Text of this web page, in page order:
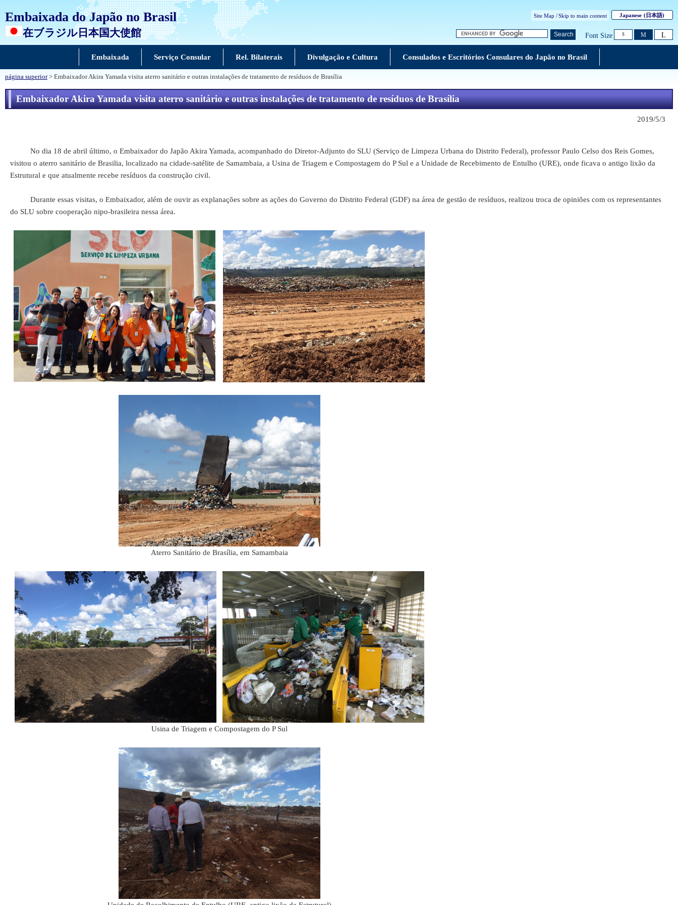
Embaixada do Japão no Brasil
在ブラジル日本国大使館
Site Map /Skip to main content Japanese (日本語)
Search Font Size S M L
Embaixada Serviço Consular Rel. Bilaterais Divulgação e Cultura Consulados e Escritórios Consulares do Japão no Brasil
página superior> Embaixador Akira Yamada visita aterro sanitário e outras instalações de tratamento de resíduos de Brasília
Embaixador Akira Yamada visita aterro sanitário e outras instalações de tratamento de resíduos de Brasília
2019/5/3
No dia 18 de abril último, o Embaixador do Japão Akira Yamada, acompanhado do Diretor-Adjunto do SLU (Serviço de Limpeza Urbana do Distrito Federal), professor Paulo Celso dos Reis Gomes,
visitou o aterro sanitário de Brasilia, localizado na cidade-satélite de Samambaia, a Usina de Triagem e Compostagem do P Sul e a Unidade de Recebimento de Entulho (URE), onde ficava o antigo lixão da
Estrutural e que atualmente recebe resíduos da construção civil.
Durante essas visitas, o Embaixador, além de ouvir as explanações sobre as ações do Governo do Distrito Federal (GDF) na área de gestão de resíduos, realizou troca de opiniões com os representantes
do SLU sobre cooperação nipo-brasileira nessa área.
Aterro Sanitário de Brasília, em Samambaia
Usina de Triagem e Compostagem do P Sul